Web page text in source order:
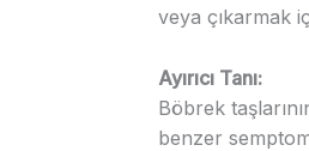
veya çıkarmak
Ayırıcı Tanı:
Böbrek
benzer